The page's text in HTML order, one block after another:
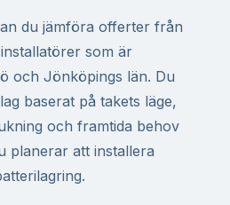
du jämföra offerter från
som är
och Jönköpings län. Du
baserat på takets läge,
och framtida behov
planerar att installera